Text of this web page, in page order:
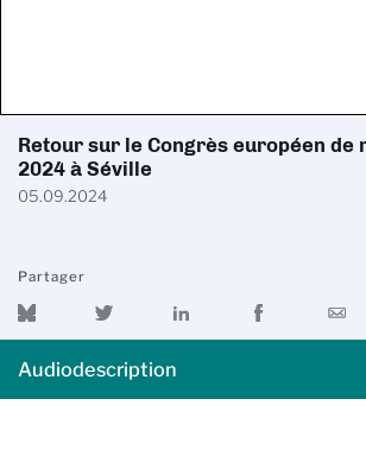
Retour sur le Congrès européen de
2024 à Séville
05.09.2024
Partager
Audiodescription